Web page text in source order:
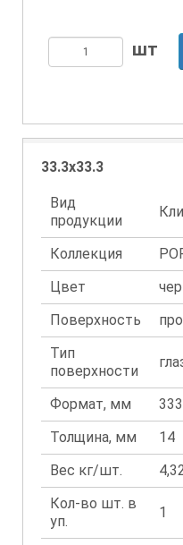
33.3x33.3
Вид
продукции
Коллекция
Цвет
Поверхность
Тип
поверхности
Формат, мм
Толщина, мм
14
Вес кг/шт.
Кол-во шт. в
уп.
1